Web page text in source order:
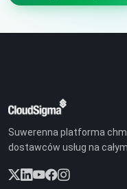
Suwerenna platforma
dostawców usług na